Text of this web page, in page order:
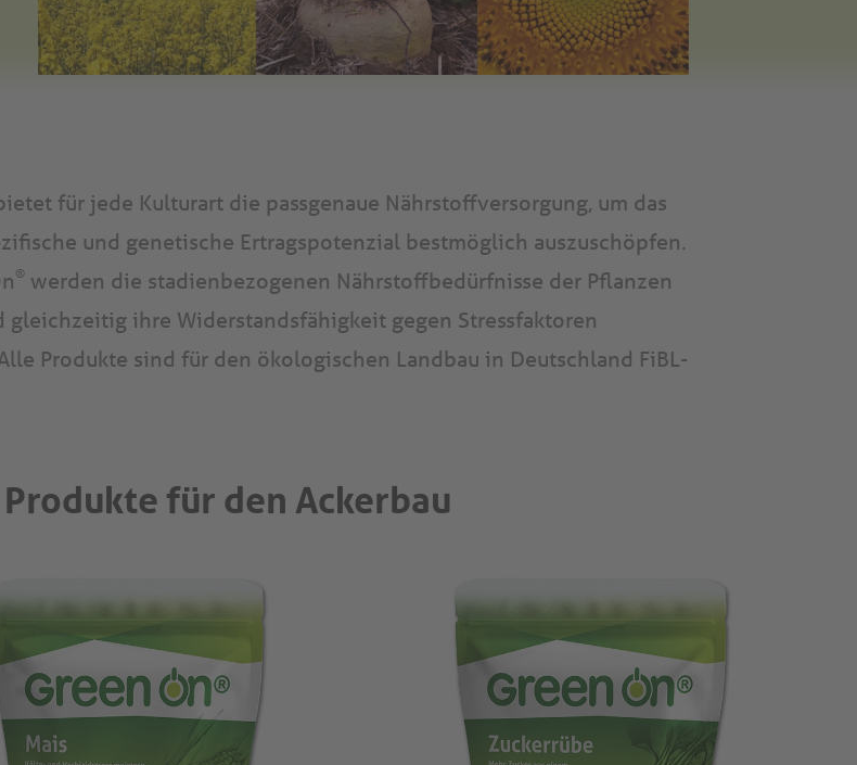
für jede Kulturart die passgenaue Nährstoffversorgung, um das
und genetische Ertragspotenzial bestmöglich auszuschöpfen.
®werden die stadienbezogenen Nährstoffbedürfnisse der Pflanzen
gleichzeitig ihre Widerstandsfähigkeit gegen Stressfaktoren
Produkte sind für den ökologischen Landbau in Deutschland FiBL-
Produkte für den Ackerbau